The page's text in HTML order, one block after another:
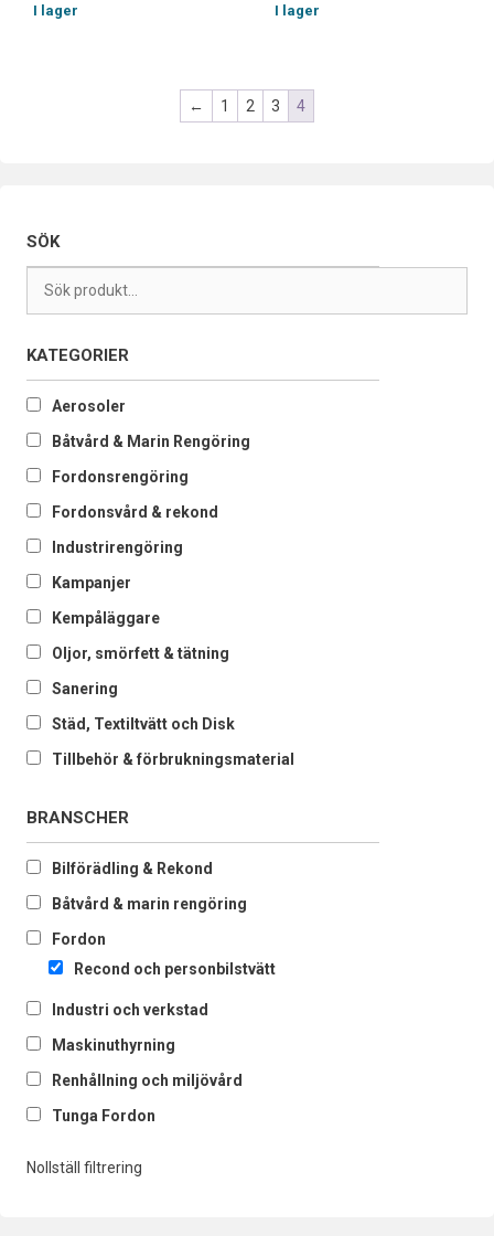
I lager
I lager
← 1 2 3 4
SÖK
KATEGORIER
Aerosoler
Båtvård & Marin Rengöring
Fordonsrengöring
Fordonsvård & rekond
Industrirengöring
Kampanjer
Kempåläggare
Oljor, smörfett & tätning
Sanering
Städ, Textiltvätt och Disk
Tillbehör & förbrukningsmaterial
BRANSCHER
Bilförädling & Rekond
Båtvård & marin rengöring
Fordon
Recond och personbilstvätt
Industri och verkstad
Maskinuthyrning
Renhållning och miljövård
Tunga Fordon
Nollställ filtrering